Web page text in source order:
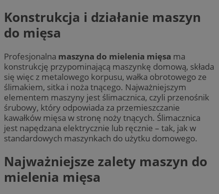
Konstrukcja i działanie maszyn
do mięsa
Profesjonalna maszyna do mielenia mięsa ma
konstrukcję przypominającą maszynkę domową, składa
się więc z metalowego korpusu, wałka obrotowego ze
ślimakiem, sitka i noża tnącego. Najważniejszym
elementem maszyny jest ślimacznica, czyli przenośnik
śrubowy, który odpowiada za przemieszczanie
kawałków mięsa w stronę noży tnących. Ślimacznica
jest napędzana elektrycznie lub ręcznie – tak, jak w
standardowych maszynkach do użytku domowego.
Najważniejsze zalety maszyn do
mielenia mięsa